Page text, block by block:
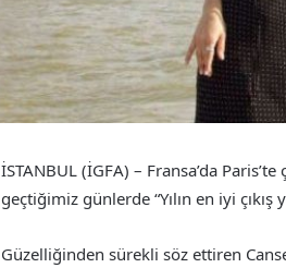
İSTANBUL (İGFA) – Fransa’da
geçtiğimiz günlerde “Yılın en iyi çıkış
Güzelliğinden sürekli söz ettiren